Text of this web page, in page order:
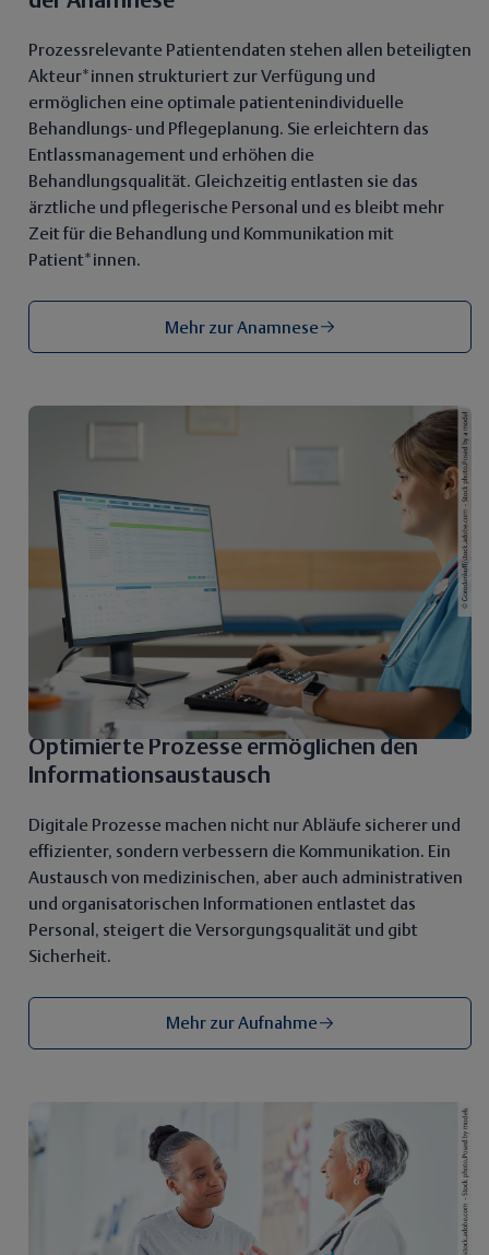
Prozessrelevante Patientendaten stehen allen beteiligten
Akteur*innen strukturiert zur Verfügung und
ermöglichen eine optimale patientenindividuelle
Behandlungs- und Pflegeplanung. Sie erleichtern das
Entlassmanagement und erhöhen die
Behandlungsqualität. Gleichzeitig entlasten sie das
ärztliche und pflegerische Personal und es bleibt mehr
Zeit für die Behandlung und Kommunikation mit
Patient*innen.
Mehr zur Anamnese
Optimierte Prozesse ermöglichen den
Informationsaustausch
Digitale Prozesse machen nicht nur Abläufe sicherer und
effizienter, sondern verbessern die Kommunikation. Ein
Austausch von medizinischen, aber auch administrativen
und organisatorischen Informationen entlastet das
Personal, steigert die Versorgungsqualität und gibt
Sicherheit.
Mehr zur Aufnahme